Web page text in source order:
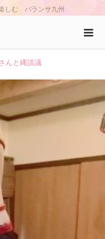
しむ バランサ九州
んと縄談議